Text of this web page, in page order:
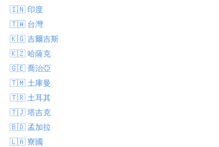
🇮🇳 印度
🇹🇼 台灣
🇰🇬 吉爾吉斯
🇰🇿 哈薩克
🇬🇪 喬治亞
🇹🇲 土庫曼
🇹🇷 土耳其
🇹🇯 塔吉克
🇧🇩 孟加拉
🇱🇦 寮國